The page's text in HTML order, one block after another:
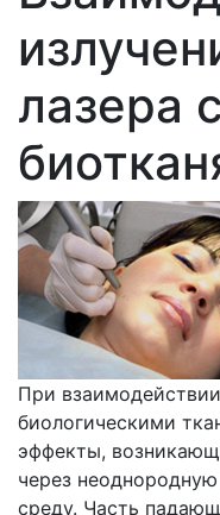
лазера с
При
биологическими
эффекты,
через
среду. Часть